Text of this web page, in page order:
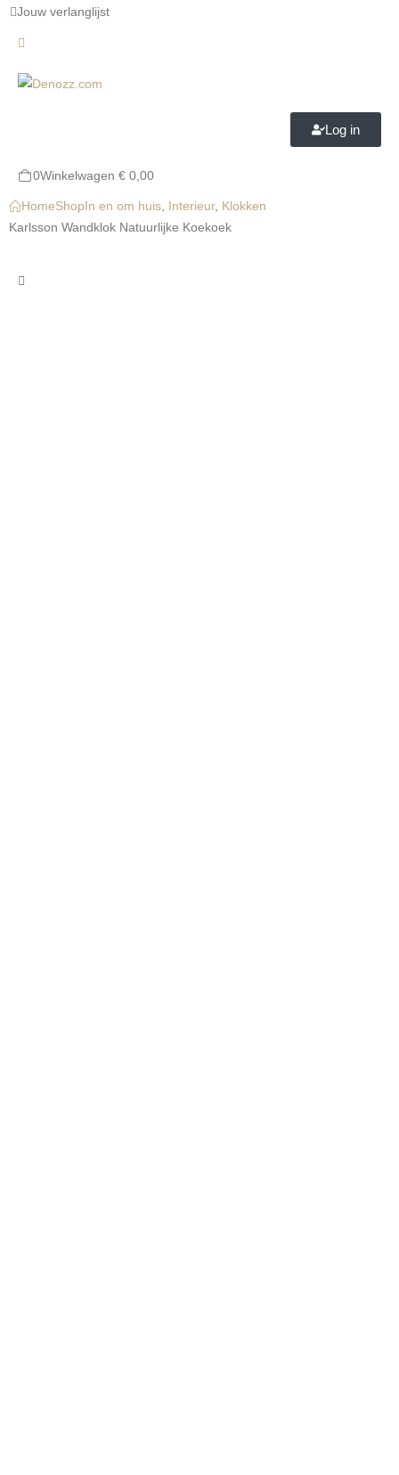
Jouw verlanglijst
Log in
0Winkelwagen €0,00
HomeShopIn en om huis Interieur, Klokken
Karlsson Wandklok Natuurlijke Koekoek